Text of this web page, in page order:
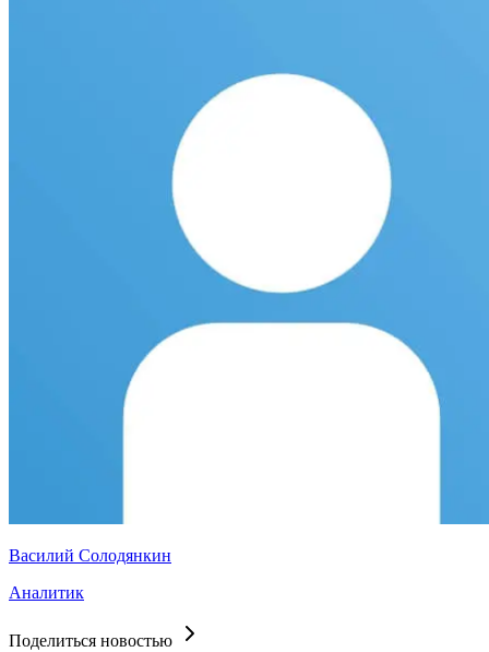
Василий Солодянкин
Аналитик
Поделиться новостью